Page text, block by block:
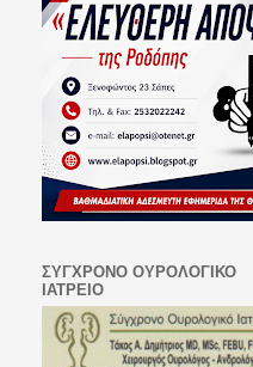
ΣΥΓΧΡΟΝΟ ΟΥΡΟΛΟΓΙΚΟ
ΙΑΤΡΕΙΟ